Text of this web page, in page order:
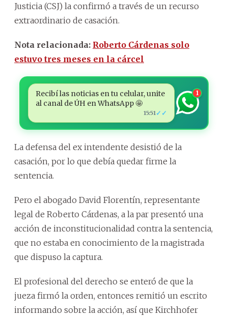
Justicia (CSJ) la confirmó a través de un recurso
extraordinario de casación.
Nota relacionada: Roberto Cárdenas solo
estuvo tres meses en la cárcel
Recibí las noticias en tu celular, unite
al canal de ÚH en WhatsApp 🤩
15:51 ✓✓
1
La defensa del ex intendente desistió de la
casación, por lo que debía quedar firme la
sentencia.
Pero el abogado David Florentín, representante
legal de Roberto Cárdenas, a la par presentó una
acción de inconstitucionalidad contra la sentencia,
que no estaba en conocimiento de la magistrada
que dispuso la captura.
El profesional del derecho se enteró de que la
jueza firmó la orden, entonces remitió un escrito
informando sobre la acción, así que Kirchhofer